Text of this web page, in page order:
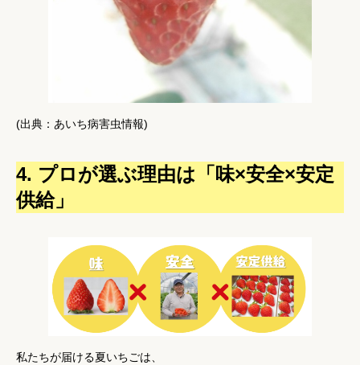
(出典：あいち病害虫情報)
4. プロが選ぶ理由は「味×安全×安定
供給」
私たちが届ける夏いちごは、